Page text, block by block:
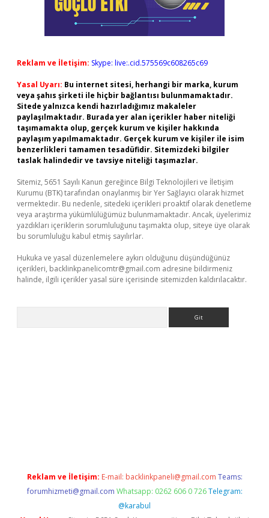
Reklam ve İletişim: Skype: live:.cid.575569c608265c69
Yasal Uyarı: Bu internet sitesi, herhangi bir marka, kurum
veya şahıs şirketi ile hiçbir bağlantısı bulunmamaktadır.
Sitede yalnızca kendi hazırladığımız makaleler
paylaşılmaktadır. Burada yer alan içerikler haber niteliği
taşımamakta olup, gerçek kurum ve kişiler hakkında
paylaşım yapılmamaktadır. Gerçek kurum ve kişiler ile isim
benzerlikleri tamamen tesadüfidir. Sitemizdeki bilgiler
taslak halindedir ve tavsiye niteliği taşımazlar.
Sitemiz, 5651 Sayılı Kanun gereğince Bilgi Teknolojileri ve İletişim
Kurumu (BTK) tarafından onaylanmış bir Yer Sağlayıcı olarak hizmet
vermektedir. Bu nedenle, sitedeki içerikleri proaktif olarak denetleme
veya araştırma yükümlülüğümüz bulunmamaktadır. Ancak, üyelerimiz
yazdıkları içeriklerin sorumluluğunu taşımakta olup, siteye üye olarak
bu sorumluluğu kabul etmiş sayılırlar.
Hukuka ve yasal düzenlemelere aykırı olduğunu düşündüğünüz
içerikleri, backlinkpanelicomtr@gmail.com adresine bildirmeniz
halinde, ilgili içerikler yasal süre içerisinde sitemizden kaldırılacaktır.
Reklam ve İletişim: E-mail: backlinkpaneli@gmail.com Teams:
forumhizmeti@gmail.com Whatsapp: 0262 606 0 726 Telegram:
@karabul